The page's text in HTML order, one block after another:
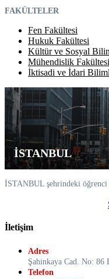
FAKÜLTELER
Fen Fakültesi
Hukuk Fakültesi
Kültür ve Sosyal
Mühendislik Fakültesi
İktisadi ve İdari
İSTANBUL
İSTANBUL şehrindeki öğrenci
İletişim
Adres
Şahinkaya Cad. No:
Telefon